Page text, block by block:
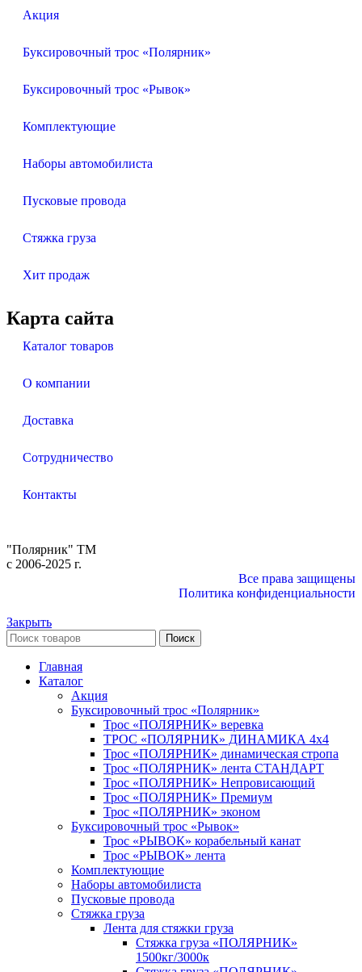
Акция
Буксировочный трос «Полярник»
Буксировочный трос «Рывок»
Комплектующие
Наборы автомобилиста
Пусковые провода
Стяжка груза
Хит продаж
Карта сайта
Каталог товаров
О компании
Доставка
Сотрудничество
Контакты
"Полярник" TM
c 2006-2025 г.
Все права защищены
Политика конфиденциальности
Закрыть
Поиск
Главная
Каталог
Акция
Буксировочный трос «Полярник»
Трос «ПОЛЯРНИК» веревка
ТРОС «ПОЛЯРНИК» ДИНАМИКА 4х4
Трос «ПОЛЯРНИК» динамическая стропа
Трос «ПОЛЯРНИК» лента СТАНДАРТ
Трос «ПОЛЯРНИК» Непровисающий
Трос «ПОЛЯРНИК» Премиум
Трос «ПОЛЯРНИК» эконом
Буксировочный трос «Рывок»
Трос «РЫВОК» корабельный канат
Трос «РЫВОК» лента
Комплектующие
Наборы автомобилиста
Пусковые провода
Стяжка груза
Лента для стяжки груза
Стяжка груза «ПОЛЯРНИК»
1500кг/3000к